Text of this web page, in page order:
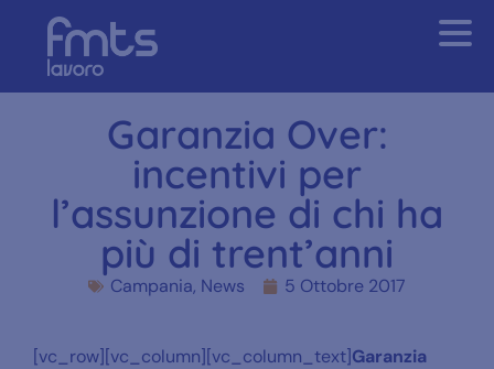
Garanzia Over:
incentivi per
l’assunzione di chi ha
più di trent’anni
Campania, News 5 Ottobre 2017
[vc_row][vc_column][vc_column_text]Garanzia